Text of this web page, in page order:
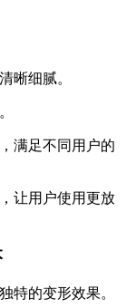
晰细腻。
满足不同用户的
让用户使用更放
特的变形效果。